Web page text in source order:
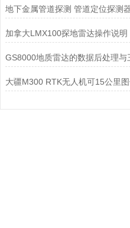
加拿大LMX100探地雷达操作说明